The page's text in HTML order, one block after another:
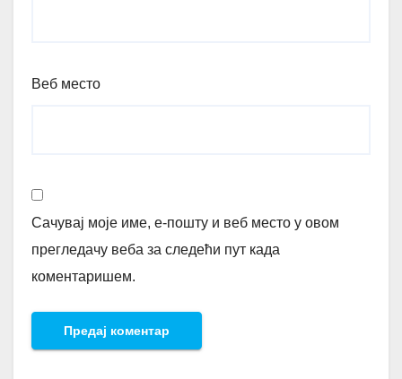
Веб место
Сачувај моје име, е-пошту и веб место у овом
прегледачу веба за следећи пут када
коментаришем.